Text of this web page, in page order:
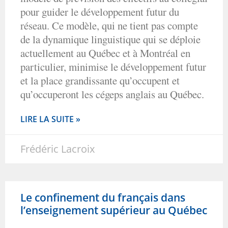
pour guider le développement futur du
réseau. Ce modèle, qui ne tient pas compte
de la dynamique linguistique qui se déploie
actuellement au Québec et à Montréal en
particulier, minimise le développement futur
et la place grandissante qu’occupent et
qu’occuperont les cégeps anglais au Québec.
LIRE LA SUITE »
Frédéric Lacroix
Le confinement du français dans
l’enseignement supérieur au Québec